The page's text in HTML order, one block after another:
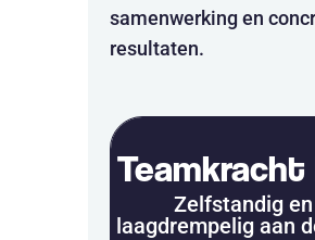
samenwerking en
resultaten.
Teamkracht
Zelfstandig en
laagdrempelig aan